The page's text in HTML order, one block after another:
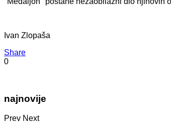
Ivan Zlopaša
Share
0
najnovije
Prev Next